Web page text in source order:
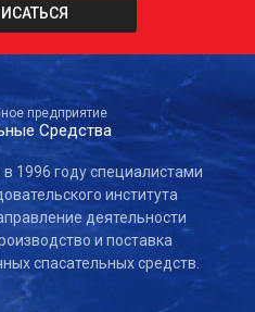
предприятие
Средства
1996 году специалистами
института
деятельности
и поставка
спасательных средств.